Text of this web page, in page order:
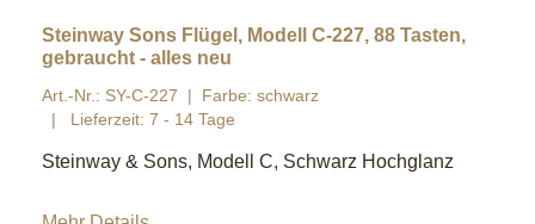
Steinway Sons Flügel, Modell C-227, 88 Tasten,
gebraucht - alles neu
Art.-Nr.: SY-C-227
Farbe: schwarz
Lieferzeit: 7 - 14 Tage
Steinway & Sons, Modell C, Schwarz Hochglanz